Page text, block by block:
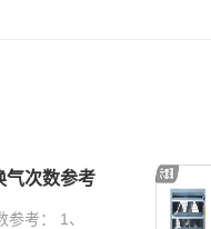
气次数参考
考： 1、